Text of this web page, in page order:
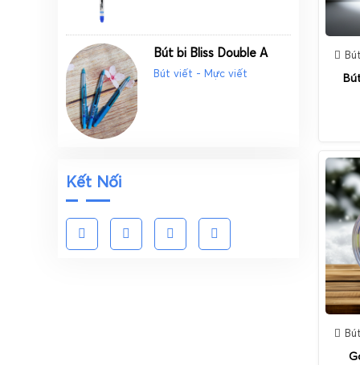
Sơ Mi Lỗ
Hộp Vuông
File Còng
Dấu - Mực Dấu
Đục Lỗ
Bấm Ghim, Gỡ Ghim
Thẻ Đeo
Bút bi Bliss Double A
Bút viết - Mực viết
Kết Nối